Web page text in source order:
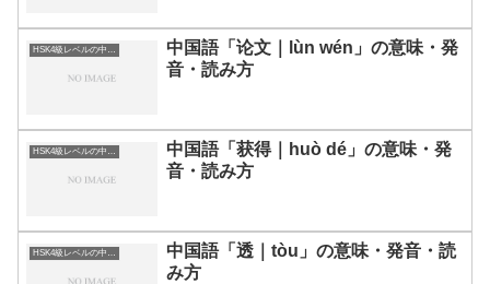
HSK4級レベルの中国語
中国語「论文｜lùn wén」の意味・発
音・読み方
HSK4級レベルの中国語
中国語「获得｜huò dé」の意味・発
音・読み方
HSK4級レベルの中国語
中国語「透｜tòu」の意味・発音・読
み方